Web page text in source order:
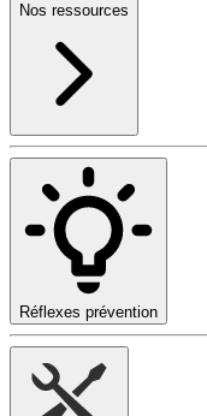
Nos ressources
Réflexes prévention